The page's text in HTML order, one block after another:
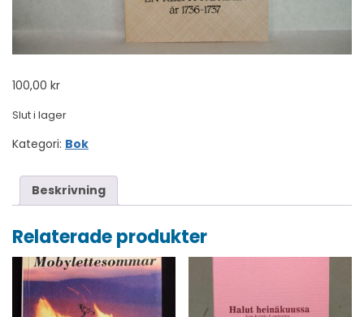
100,00 kr
Slut i lager
Kategori: Bok
Beskrivning
Relaterade produkter